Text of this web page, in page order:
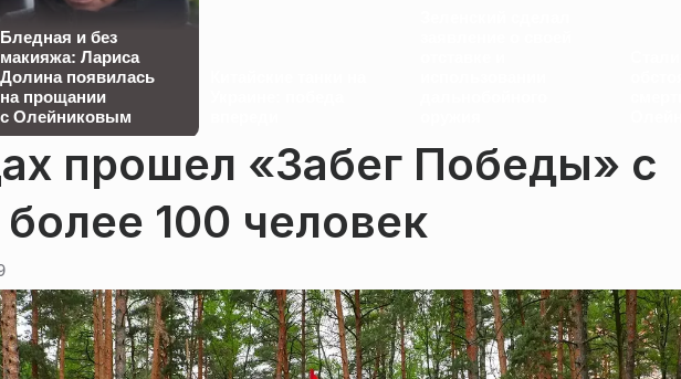
Бледная и без
макияжа: Лариса
Долина появилась
на прощании
с Олейниковым
прошел «Забег Победы» с
100 человек